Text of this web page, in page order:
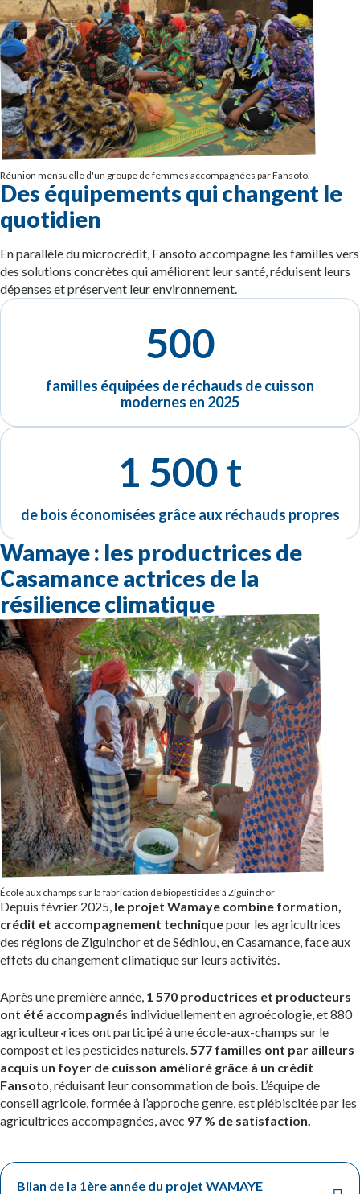
Réunion mensuelle d'un groupe de femmes accompagnées par Fansoto.
Des équipements qui changent le
quotidien
En parallèle du microcrédit, Fansoto accompagne les familles vers
des solutions concrètes qui améliorent leur santé, réduisent leurs
dépenses et préservent leur environnement.
500
familles équipées de réchauds de cuisson
modernes en 2025
1 500 t
de bois économisées grâce aux réchauds propres
Wamaye : les productrices de
Casamance actrices de la
résilience climatique
École aux champs sur la fabrication de biopesticides à Ziguinchor
Depuis février 2025, le projet Wamaye combine formation,
crédit et accompagnement techniquepour les agricultrices
des régions de Ziguinchor et de Sédhiou, en Casamance, face aux
effets du changement climatique sur leurs activités.
Après une première année, 1 570 productrices et producteurs
ont été accompagnés individuellement en agroécologie, et 880
agriculteur·rices ont participé à une école-aux-champs sur le
compost et les pesticides naturels. 577 familles ont par ailleurs
acquis un foyer de cuisson amélioré grâce à un crédit
Fansoto, réduisant leur consommation de bois. L’équipe de
conseil agricole, formée à l’approche genre, est plébiscitée par les
agricultrices accompagnées, avec 97 % de satisfaction.
Bilan de la 1ère année du projet WAMAYE